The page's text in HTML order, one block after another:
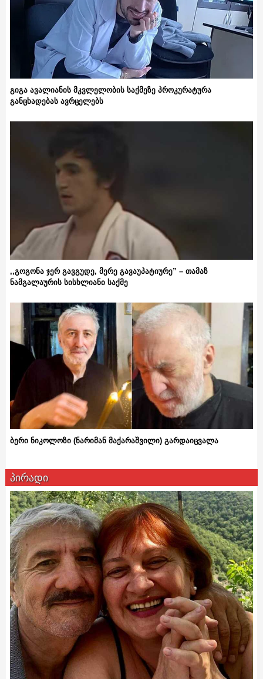
გიგა ავალიანის მკვლელობის საქმეზე პროკურატურა
განცხადებას ავრცელებს
,,გოგონა ჯერ გავგუდე, მერე გავაუპატიურე” – თამაზ
ნამგალაურის სისხლიანი საქმე
ბერი ნიკოლოზი (ნარიმან მაქარაშვილი) გარდაიცვალა
პირადი